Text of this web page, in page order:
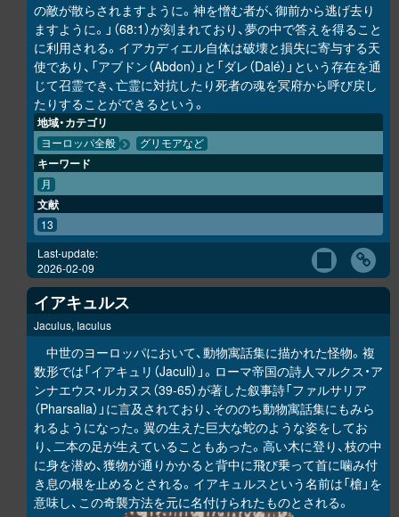
の敵が散らされますように。神を憎む者が、御前から逃げ去り
ますように。」（68:1）が刻まれており、夢の中で答えを得ること
に利用される。イアカディエル自体は破壊と損失に寄与する天
使であり、「アブドン（Abdon）」と「ダレ（Dalé）」という存在を通
じて召霊でき、亡霊に対抗したり死者の魂を冥府から呼び戻し
たりすることができるという。
地域・カテゴリ
ヨーロッパ全般 グリモアなど
キーワード
月
文献
13
Last-update:
2026-02-09
イアキュルス
Jaculus, Iaculus
中世のヨーロッパにおいて、動物寓話集に描かれた怪物。複
数形では「イアキュリ（Jaculi）」。ローマ帝国の詩人マルクス・ア
ンナエウス・ルカヌス（39-65）が著した叙事詩「ファルサリア
（Pharsalia）」に言及されており、そののち動物寓話集にもみら
れるようになった。翼の生えた巨大な蛇のような姿をしてお
り、二本の足が生えていることもあった。高い木に登り、枝の中
に身を潜め、獲物が通りかかると背中に飛び乗って首に噛み付
き息の根を止めるとされる。イアキュルスという名前は「槍」を
意味し、この奇襲方法を元に名付けられたものとされる。